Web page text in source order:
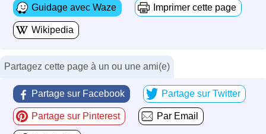
Guidage avec Waze Imprimer cette page
Wikipedia
Partagez cette page à un ou une ami(e)
Partage sur Facebook Partage sur Twitter
Partage sur Pinterest Par Email